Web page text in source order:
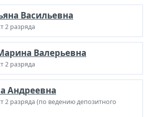
Васильевна
2 разряда
Валерьевна
2 разряда
Андреевна
2 разряда (по ведению депозитного